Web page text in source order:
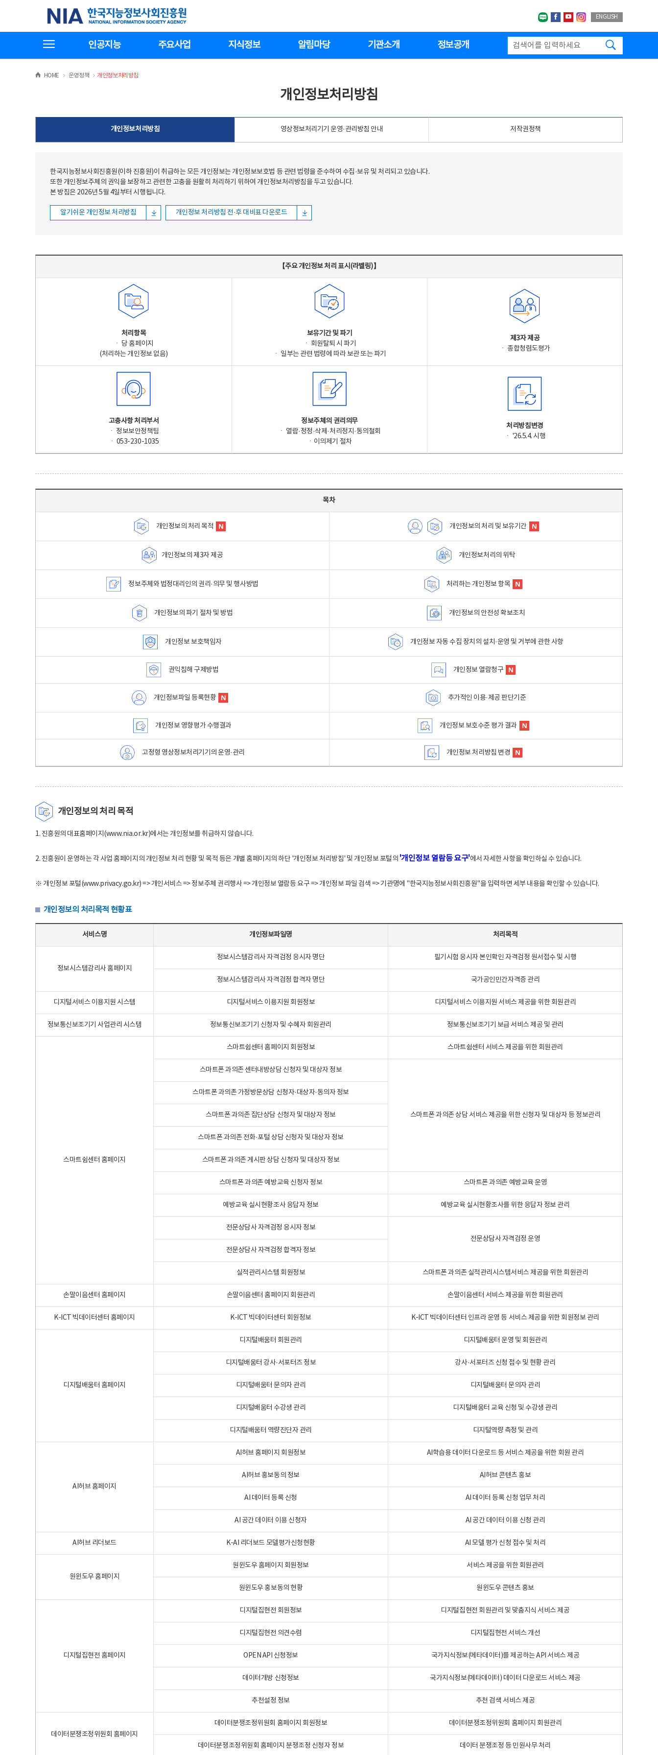
한국지능정보사회진흥원
네이버블로그
페이스북
유투브인스타그랩
ENGLISH
인공지능 주요사업 지식정보 알림마당 기관소개 정보공개
HOME >운영정책 >
개인정보처리방침
개인정보처리방침
개인정보처리방침 영상정보처리기기 운영·관리방침 안내 저작권정책
한국지능정보사회진흥원(이하 진흥원)이 취급하는 모든 개인정보는 개인정보보호법 등 관련 법령을 준수하여 수집·보유 및 처리되고 있습니다.
또한 개인정보주체의 권익을 보장하고 관련한 고충을 원활히 처리하기 위하여 개인정보처리방침을 두고 있습니다.
본 방침은 2026년 5월 4일부터 시행됩니다.
알기쉬운 개인정보 처리방침 개인정보 처리방침 전·후 대비표 다운로드
【주요 개인정보 처리 표시(라벨링)】
처리항목
ㆍ 당 홈페이지
(처리하는 개인정보 없음)
보유기간 및 파기
ㆍ 회원탈퇴 시 파기
ㆍ 일부는 관련 법령에 따라 보관 또는 파기
제3자 제공
ㆍ 종합청렴도평가
고충사항 처리부서
ㆍ 정보보안정책팀
ㆍ 053-230-1035
정보주체의 권리의무
ㆍ 열람·정정·삭제·처리정지·동의철회
ㆍ이의제기 절차
처리방침변경
ㆍ '26.5.4. 시행
목차
개인정보의 처리 목적 개인정보의 처리 및 보유기간
개인정보의 제3자 제공 개인정보처리의 위탁
정보주체와 법정대리인의 권리·의무 및 행사방법 처리하는 개인정보 항목
개인정보의 파기 절차 및 방법 개인정보의 안전성 확보조치
개인정보 보호책임자 개인정보 자동 수집 장치의 설치·운영 및 거부에 관한 사항
권익침해 구제방법 개인정보 열람청구
개인정보파일 등록현황 추가적인 이용·제공 판단기준
개인정보 영향평가 수행결과 개인정보 보호수준 평가 결과
고정형 영상정보처리기기의 운영·관리 개인정보 처리방침 변경
개인정보의 처리 목적
1. 진흥원의 대표홈페이지(www.nia.or.kr)에서는 개인정보를 취급하지 않습니다.
2. 진흥원이 운영하는 각 사업 홈페이지의 개인정보 처리 현황 및 목적 등은 개별 홈페이지의 하단 '개인정보 처리방침' 및 개인정보 포털의 '개인정보 열람등 요구'에서 자세한 사항을 확인하실 수 있습니다.
※ 개인정보 포털(www.privacy.go.kr) => 개인서비스 => 정보주체 권리행사 => 개인정보 열람등 요구 => 개인정보 파일 검색 => 기관명에 "한국지능정보사회진흥원"을 입력하면 세부 내용을 확인할 수 있습니다.
개인정보의 처리목적 현황표
서비스명 개인정보파일명 처리목적
정보시스템감리사 홈페이지
정보시스템감리사 자격검정 응시자 명단 필기시험 응시자 본인확인 자격검정 원서접수 및 시행
정보시스템감리사 자격검정 합격자 명단 국가공인민간자격증 관리
디지털서비스 이용지원 시스템 디지털서비스 이용지원 회원정보 디지털서비스 이용지원 서비스 제공을 위한 회원관리
정보통신보조기기 사업관리 시스템 정보통신보조기기 신청자 및 수혜자 회원관리 정보통신보조기기 보급 서비스 제공 및 관리
스마트쉼센터 홈페이지
스마트쉼센터 홈페이지 회원정보 스마트쉼센터 서비스 제공을 위한 회원관리
스마트폰 과의존 센터내방상담 신청자 및 대상자 정보
스마트폰 과의존 상담 서비스 제공을 위한 신청자 및 대상자 등 정보관리
스마트폰 과의존 가정방문상담 신청자·대상자·동의자 정보
스마트폰 과의존 집단상담 신청자 및 대상자 정보
스마트폰 과의존 전화·포털 상담 신청자 및 대상자 정보
스마트폰 과의존 게시판 상담 신청자 및 대상자 정보
스마트폰 과의존 예방교육 신청자 정보 스마트폰 과의존 예방교육 운영
예방교육 실시현황조사 응답자 정보 예방교육 실시현황조사를 위한 응답자 정보 관리
전문상담사 자격검정 응시자 정보
전문상담사 자격검정 운영
전문상담사 자격검정 합격자 정보
실적관리시스템 회원정보 스마트폰 과의존 실적관리시스템서비스 제공을 위한 회원관리
손말이음센터 홈페이지 손말이음센터 홈페이지 회원관리 손말이음센터 서비스 제공을 위한 회원관리
K-ICT 빅데이터센터 홈페이지 K-ICT 빅데이터센터 회원정보 K-ICT 빅데이터센터 인프라 운영 등 서비스 제공을 위한 회원정보 관리
디지털배움터 홈페이지
디지털배움터 회원관리 디지털배움터 운영 및 회원관리
디지털배움터 강사·서포터즈 정보 강사·서포터즈 신청 접수 및 현황 관리
디지털배움터 문의자 관리 디지털배움터 문의자 관리
디지털배움터 수강생 관리 디지털배움터 교육 신청 및 수강생 관리
디지털배움터 역량진단자 관리 디지털역량 측정 및 관리
AI허브 홈페이지
AI허브 홈페이지 회원정보 AI학습용 데이터 다운로드 등 서비스 제공을 위한 회원 관리
AI허브 홍보동의 정보 AI허브 콘텐츠 홍보
AI 데이터 등록 신청 AI 데이터 등록 신청 업무 처리
AI 공간 데이터 이용 신청자 AI 공간 데이터 이용 신청 관리
AI허브 리더보드 K-AI 리더보드 모델평가신청현황 AI 모델 평가 신청 접수 및 처리
원윈도우 홈페이지
원윈도우 홈페이지 회원정보 서비스 제공을 위한 회원관리
원윈도우 홍보동의 현황 원윈도우 콘텐츠 홍보
디지털집현전 홈페이지
디지털집현전 회원정보 디지털집현전 회원관리 및 맞춤지식 서비스 제공
디지털집현전 의견수렴 디지털집현전 서비스 개선
OPEN API 신청정보 국가지식정보(메타데이터)를 제공하는 API 서비스 제공
데이터개방 신청정보 국가지식정보(메타데이터) 데이터 다운로드 서비스 제공
추천설정 정보 추천 검색 서비스 제공
데이터분쟁조정위원회 홈페이지
데이터분쟁조정위원회 홈페이지 회원정보 데이터분쟁조정위원회 홈페이지 회원관리
데이터분쟁조정위원회 홈페이지 분쟁조정 신청자 정보 데이터 분쟁조정 등 민원사무 처리